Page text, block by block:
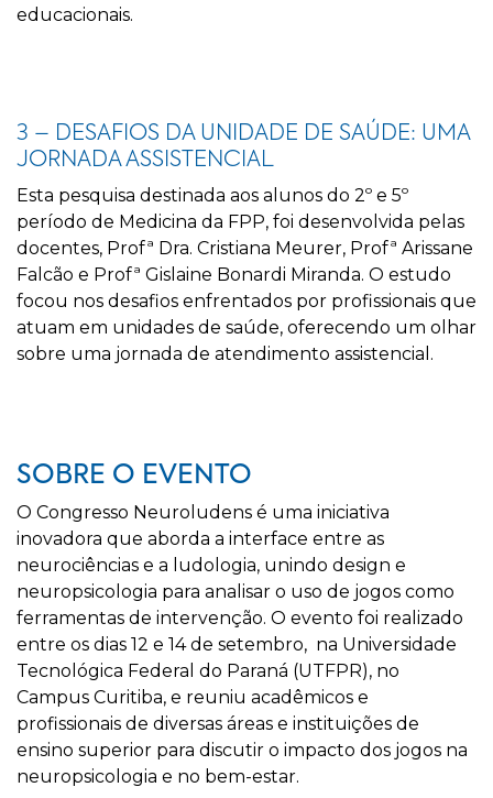
educacionais.
3 – DESAFIOS DA UNIDADE DE SAÚDE: UMA
JORNADA ASSISTENCIAL
Esta pesquisa destinada aos alunos do 2º e 5º
período de Medicina da FPP, foi desenvolvida pelas
docentes, Profª Dra. Cristiana Meurer, Profª Arissane
Falcão e Profª Gislaine Bonardi Miranda. O estudo
focou nos desafios enfrentados por profissionais que
atuam em unidades de saúde, oferecendo um olhar
sobre uma jornada de atendimento assistencial.
SOBRE O EVENTO
O Congresso Neuroludens é uma iniciativa
inovadora que aborda a interface entre as
neurociências e a ludologia, unindo design e
neuropsicologia para analisar o uso de jogos como
ferramentas de intervenção. O evento foi realizado
entre os dias 12 e 14 de setembro, na Universidade
Tecnológica Federal do Paraná (UTFPR), no
Campus Curitiba, e reuniu acadêmicos e
profissionais de diversas áreas e instituições de
ensino superior para discutir o impacto dos jogos na
neuropsicologia e no bem-estar.